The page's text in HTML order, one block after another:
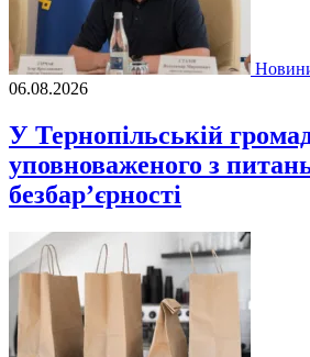
06.08.2026
У Тернопільській
уповноваженого з
безбар’єрності